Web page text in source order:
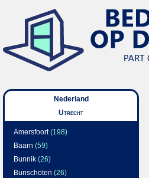
Nederland
Utrecht
Amersfoort(198)
Baarn (59)
Bunnik (26)
Bunschoten (26)